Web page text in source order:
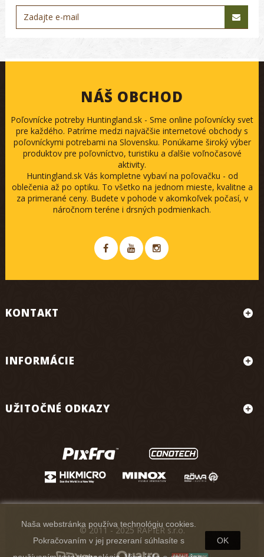
NÁŠ OBCHOD
Poľovnícke potreby Huntingland.sk - Sme online poľovnícky svet
pre každého. Patríme medzi najväčšie internetové obchody s
poľovníckymi potrebami na Slovensku. Ponúkame široký výber
produktov pre poľovníctvo, turistiku a ďalšie voľnočasové
aktivity.
Huntingland.sk Vás kompletne vybaví na poľovačku - od
oblečenia až po optiku. To všetko na jednom mieste, kvalitne a
za primerané ceny. Budete v pohode v akomkoľvek počasí, v
náročnom teréne i drsných podmienkach.
KONTAKT
INFORMÁCIE
UŽITOČNÉ ODKAZY
Naša webstránka používa technológiu cookies.
Pokračovaním v jej prezeraní súhlasíte s
OK
© 2011 - 2025 RAPIER s.r.o.